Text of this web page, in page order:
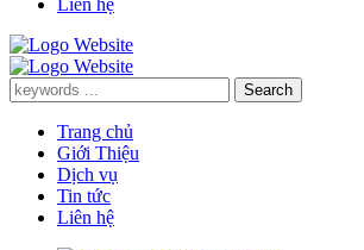
Liên hệ
Trang chủ
Giới Thiệu
Dịch vụ
Tin tức
Liên hệ